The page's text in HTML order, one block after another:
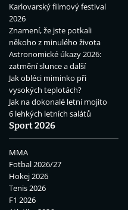
Karlovarský filmový festival
2026
Znamení, že jste potkali
někoho z minulého života
Astronomické úkazy 2026:
zatmění slunce a další
Jak obléci miminko při
vysokých teplotách?
Jak na dokonalé letní mojito
6 lehkých letních salátů
Sport 2026
MMA
Fotbal 2026/27
Hokej 2026
Tenis 2026
F1 2026